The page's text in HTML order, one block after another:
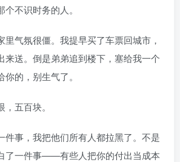
不识时务的人。
气氛很僵。我提早买了车票回城市，
来送。倒是弟弟追到楼下，塞给我一个
的，别生气了。
五百块。
事，我把他们所有人都拉黑了。不是
了一件事——有些人把你的付出当成本